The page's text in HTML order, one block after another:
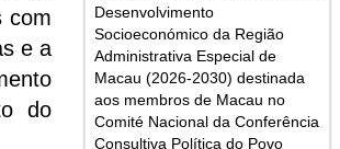
com
e a
do
Desenvolvimento
Socioeconómico da Região
Administrativa Especial de
Macau (2026-2030) destinada
aos membros de Macau no
Comité Nacional da Conferência
Consultiva Política do Povo